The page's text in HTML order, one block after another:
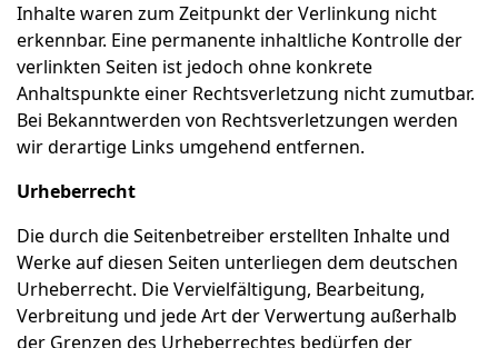
Inhalte waren zum Zeitpunkt der Verlinkung nicht
erkennbar. Eine permanente inhaltliche Kontrolle der
verlinkten Seiten ist jedoch ohne konkrete
Anhaltspunkte einer Rechtsverletzung nicht zumutbar.
Bei Bekanntwerden von Rechtsverletzungen werden
wir derartige Links umgehend entfernen.
Urheberrecht
Die durch die Seitenbetreiber erstellten Inhalte und
Werke auf diesen Seiten unterliegen dem deutschen
Urheberrecht. Die Vervielfältigung, Bearbeitung,
Verbreitung und jede Art der Verwertung außerhalb
der Grenzen des Urheberrechtes bedürfen der